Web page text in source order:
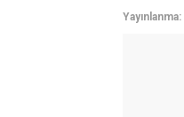
Yayınlanma: